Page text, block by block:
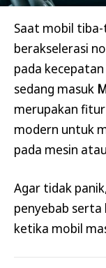
Saat mobil
berakselerasi
pada
sedang masuk
merupakan
modern untuk
pada mesin
Agar tidak
penyebab serta
ketika mobil